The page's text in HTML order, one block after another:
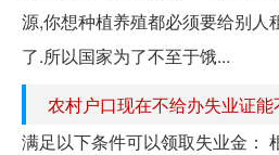
源,你想种植养殖都必须要给别人
了.所以国家为了不至于饿...
农村户口现在不给办失业证
满足以下条件可以领取失业金：